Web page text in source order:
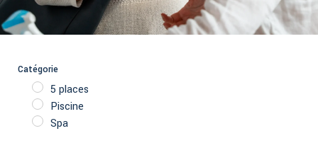
Catégorie
5 places
Piscine
Spa